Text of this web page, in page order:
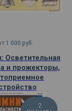
1 000 руб.
Осветительная
и прожекторы,
2